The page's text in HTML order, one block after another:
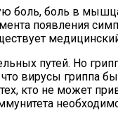
боль в
появления
путей. Но
вирусы гриппа
кто не может